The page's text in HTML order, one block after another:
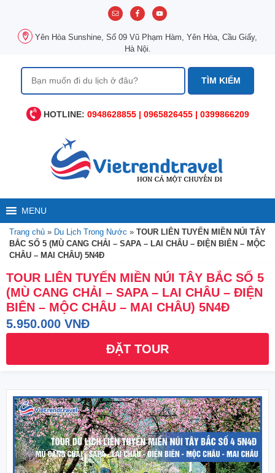
Yên Hòa Sunshine, Số 09 Vũ Phạm Hàm, Yên Hòa, Cầu Giấy,
Hà Nội.
Tìm
kiếm
HOTLINE: 0948628855 | 0965826455 | 0399866209
MENU
Trang chủ » Du Lịch Trong Nước » TOUR LIÊN TUYẾN MIỀN NÚI TÂY
BẮC SỐ 5 (MÙ CANG CHẢI – SAPA – LAI CHÂU – ĐIỆN BIÊN – MỘC
CHÂU – MAI CHÂU) 5N4Đ
TOUR LIÊN TUYẾN MIỀN NÚI TÂY BẮC SỐ 5
(MÙ CANG CHẢI – SAPA – LAI CHÂU – ĐIỆN
BIÊN – MỘC CHÂU – MAI CHÂU) 5N4Đ
5.950.000 VNĐ
ĐẶT TOUR